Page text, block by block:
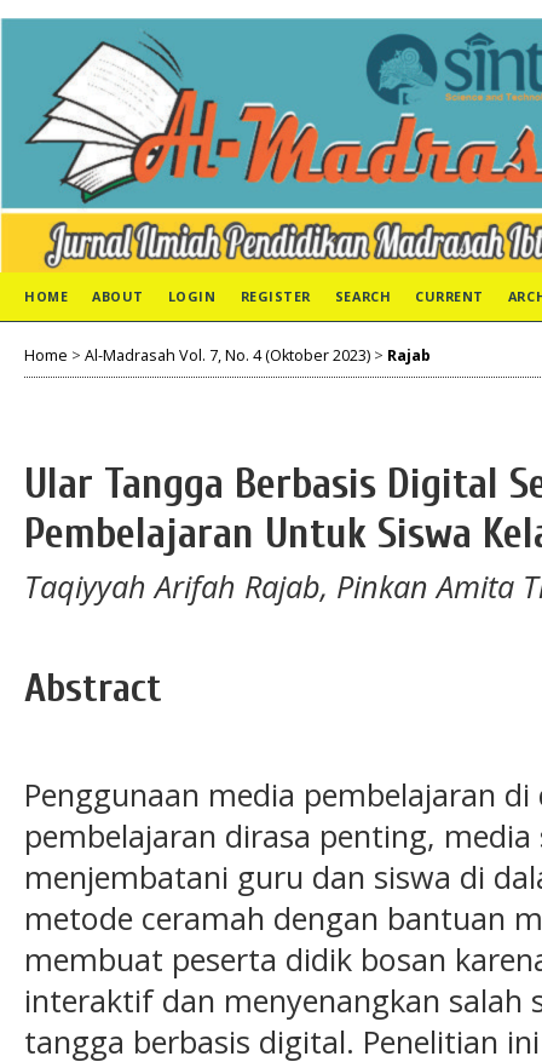
HOME ABOUT LOGIN REGISTER SEARCH CURRENT
Home > Al-Madrasah Vol. 7, No. 4 (Oktober 2023) > Rajab
Ular Tangga Berbasis Digital
Pembelajaran Untuk Siswa
Taqiyyah Arifah Rajab, Pinkan Amita
Abstract
Penggunaan media pembelajaran
pembelajaran dirasa penting,
menjembatani guru dan siswa di
metode ceramah dengan bantuan
membuat peserta didik bosan
interaktif dan menyenangkan salah
tangga berbasis digital. Penelitian